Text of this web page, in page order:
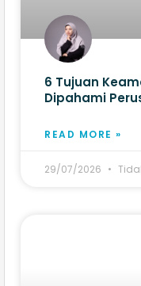
6 Tujuan
Dipahami
READ MORE »
29/07/2026